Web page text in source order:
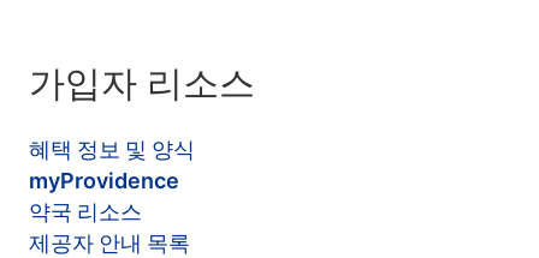
가입자 리소스
혜택 정보 및 양식
myProvidence
약국 리소스
제공자 안내 목록